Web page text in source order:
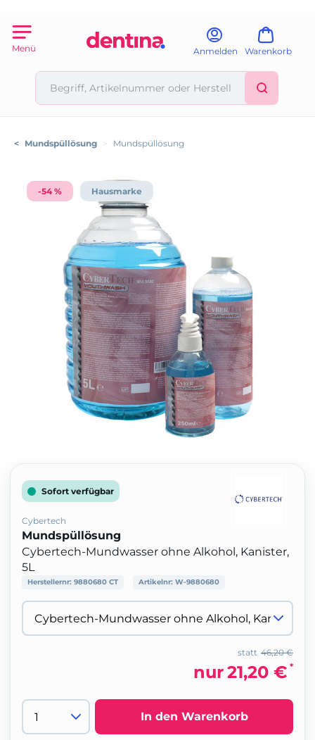
Menü Anmelden Warenkorb
< Mundspüllösung > Mundspüllösung
-54 % Hausmarke
Sofort verfügbar
Cybertech
Mundspüllösung
Cybertech-Mundwasser ohne Alkohol, Kanister,
5L
Herstellernr: 9880680 CT Artikelnr: W-9880680
46,20 €
statt
nur21,20 € *
In den Warenkorb